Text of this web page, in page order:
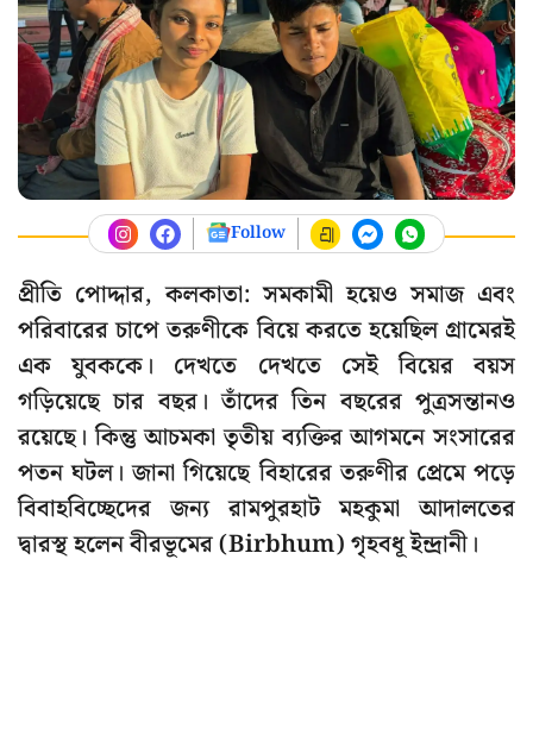
Follow
প্রীতি পোদ্দার, কলকাতা: সমকামী হয়েও সমাজ এবং
পরিবারের চাপে তরুণীকে বিয়ে করতে হয়েছিল গ্রামেরই
এক যুবককে। দেখতে দেখতে সেই বিয়ের বয়স
গড়িয়েছে চার বছর। তাঁদের তিন বছরের পুত্রসন্তানও
রয়েছে। কিন্তু আচমকা তৃতীয় ব্যক্তির আগমনে সংসারের
পতন ঘটল। জানা গিয়েছে বিহারের তরুণীর প্রেমে পড়ে
বিবাহবিচ্ছেদের জন্য রামপুরহাট মহকুমা আদালতের
দ্বারস্থ হলেন বীরভূমের (Birbhum) গৃহবধূ ইন্দ্রানী।